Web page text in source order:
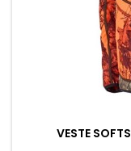
VESTE